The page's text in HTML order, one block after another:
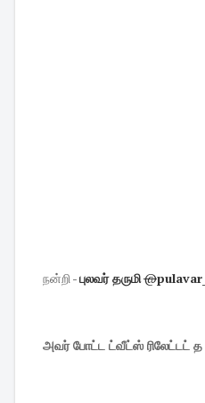
நன்றி -புலவர் தருமி@
அவர் போட்ட ட்வீட்ஸ் ரிலேட்டட் த